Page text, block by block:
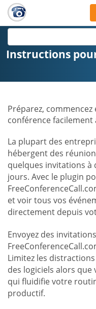
Instructions
Préparez, commencez
conférence
La plupart des
hébergent des
quelques invitations à
jours. Avec le plugin
et voir tous vos
directement depuis
Envoyez des
Limitez les
des logiciels alors que
qui fluidifie votre
productif.